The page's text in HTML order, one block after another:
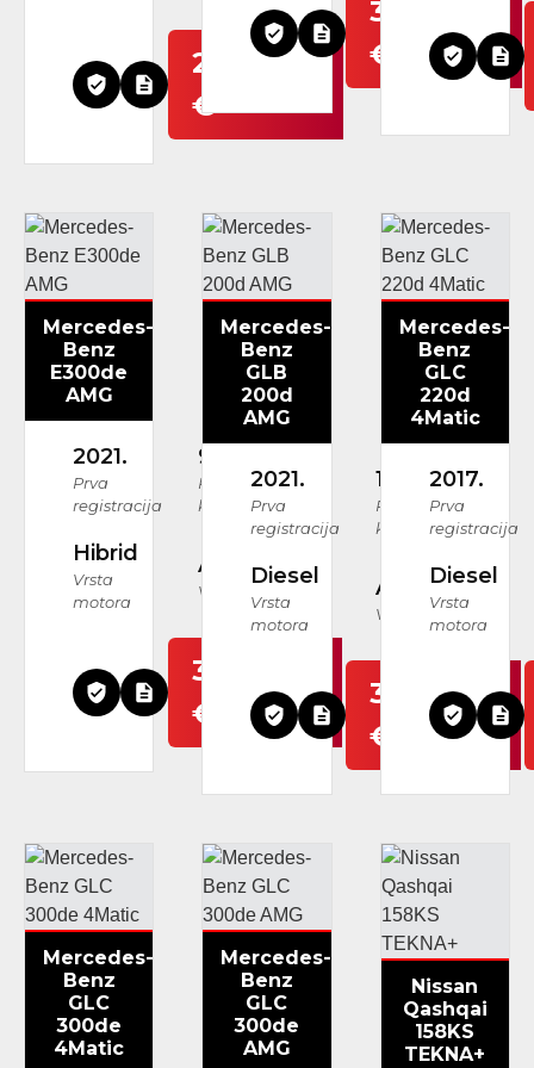
24.999
€
34.999
€
Mercedes-
Benz
E300de
AMG
2021.
Prva
registracija
93.748 km
Prijeđeni
kilometri
Hibrid
Vrsta
motora
Automatski
Vrsta mjenjača
39.999
€
Mercedes-
Benz
GLB
200d
AMG
2021.
Prva
registracija
137.939 km
Prijeđeni
kilometri
Diesel
Vrsta
motora
Automatski
Vrsta mjenjača
30.999
€
Mercedes-
Benz
GLC
220d
4Matic
2017.
Prva
registracija
Diesel
Vrsta
motora
Mercedes-
Benz
GLC
300de
4Matic
Mercedes-
Benz
GLC
300de
AMG
Nissan
Qashqai
158KS
TEKNA+